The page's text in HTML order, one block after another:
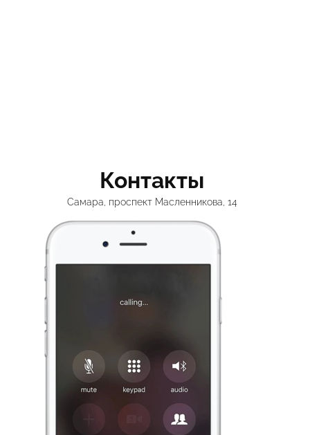
Контакты
Самара, проспект Масленникова, 14